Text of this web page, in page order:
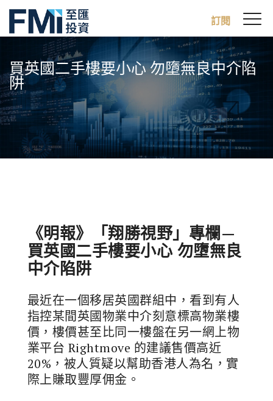
main
content
訂閱
買英國二手樓要小心 勿墮無良中介陷
阱
《明報》「翔勝視野」專欄—
買英國二手樓要小心 勿墮無良
中介陷阱
最近在一個移居英國群組中，看到有人
指控某間英國物業中介刻意標高物業樓
價，樓價甚至比同一樓盤在另一網上物
業平台 Rightmove 的建議售價高近
20%，被人質疑以幫助香港人為名，實
際上賺取豐厚佣金。